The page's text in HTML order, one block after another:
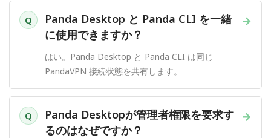
Q →
Panda Desktop と Panda CLI を一緒
に使用できますか？
はい。Panda Desktop と Panda CLI は同じ
PandaVPN 接続状態を共有します。
Q →
Panda Desktopが管理者権限を要求す
るのはなぜですか？